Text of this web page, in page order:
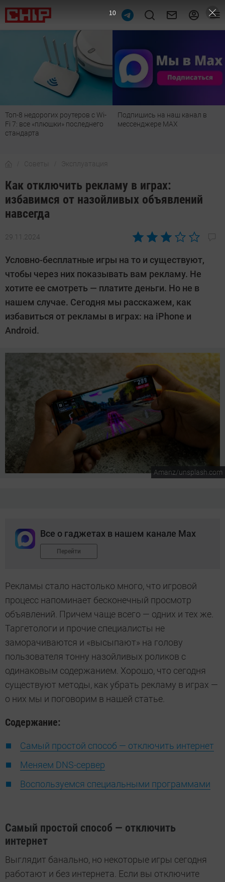
Подпишись на наш канал в
мессенджере МАХ
Рейтинг телевизоров 2026:
лучшие модели для гостиной,
Советы Эксплуатация
Как отключить рекламу в играх:
избавимся от назойливых объявлений
навсегда
29.11.2024
Автор:
Забубенин
Условно-бесплатные игры на то и существуют,
чтобы через них показывать вам рекламу. Не
хотите ее смотреть — платите деньги. Но не в
нашем случае. Сегодня мы расскажем, как
избавиться от рекламы в играх: на iPhone и
Android.
Amanz/unsplash.com
Все о гаджетах в нашем канале Max
Перейти
Рекламы стало настолько много, что игровой
процесс напоминает бесконечный просмотр
объявлений. Причем чаще всего — одних и тех же.
Таргетологи и прочие специалисты не
заморачиваются и «высыпают» на голову
пользователя тонну назойливых роликов с
одинаковым содержанием. Хорошо, что сегодня
существуют методы, как убрать рекламу в играх —
о них мы и поговорим в нашей статье.
Содержание:
Самый простой способ — отключить интернет
Меняем DNS-сервер
Воспользуемся специальными программами
Самый простой способ — отключить
интернет
Выглядит банально, но некоторые игры сегодня
работают и без интернета. Если вы отключите
9